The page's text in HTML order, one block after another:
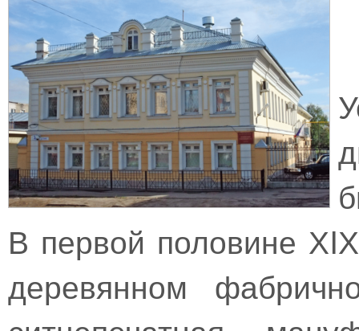
В первой половине
деревянном